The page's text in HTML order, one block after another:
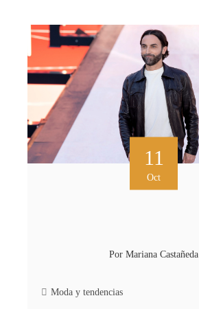
11
Oct
Por Mariana Castañeda
Moda y tendencias